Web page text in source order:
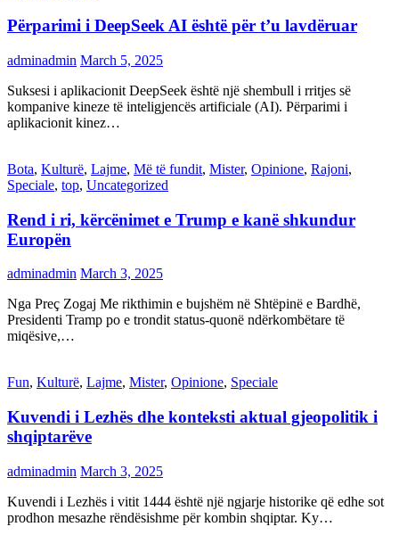
Përparimi i DeepSeek AI është për t’u lavdëruar
adminadmin March 5, 2025
Suksesi i aplikacionit DeepSeek është një shembull i rritjes së
kompanive kineze të inteligjencës artificiale (AI). Përparimi i
aplikacionit kinez…
Bota, Kulturë, Lajme, Më të fundit, Mister, Opinione, Rajoni,
Speciale, top, Uncategorized
Rend i ri, kërcënimet e Trump e kanë shkundur
Europën
adminadmin March 3, 2025
Nga Preç Zogaj Me rikthimin e bujshëm në Shtëpinë e Bardhë,
Presidenti Tramp po e trondit status-quonë ndërkombëtare të
miqësive,…
Fun, Kulturë, Lajme, Mister, Opinione, Speciale
Kuvendi i Lezhës dhe konteksti aktual gjeopolitik i
shqiptarëve
adminadmin March 3, 2025
Kuvendi i Lezhës i vitit 1444 është një ngjarje historike që edhe sot
prodhon mesazhe rëndësishme për kombin shqiptar. Ky…